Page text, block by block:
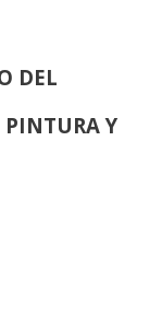
DEL
PINTURA Y